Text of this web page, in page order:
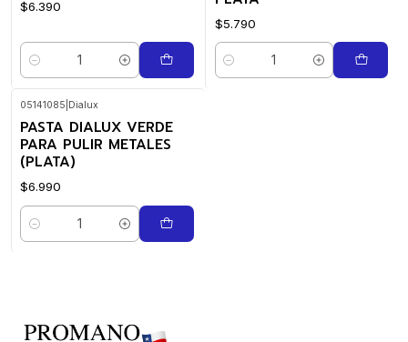
$6.390
Cantidad
$5.790
Cantidad
05141085 Dialux
PASTA DIALUX VERDE
PARA PULIR METALES
(PLATA)
$6.990
Cantidad